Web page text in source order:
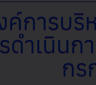
ค์การบริ
ดำเนินก
กร